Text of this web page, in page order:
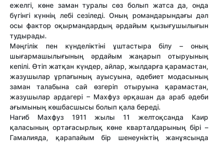
ежелгі, көне заман туралы сөз болып жатса да, онда
бүгінгі күннің лебі сезіледі. Оның романдарындағы дәл
осы фактор оқырмандардың әрдайым қызығушылығын
тудырады.
Мәңгілік пен күнделіктіні ұштастыра білу – оның
шығармашылығының әрдайым жаңарып отыруының
кепілі. Өтіп жатқан күндер, айлар, жылдарға қарамастан,
жазушылар ұрпағының ауысуына, әдебиет модасының
заман талабына сай өзгеріп отыруына қарамастан,
жазушылар ардагері – Махфуз әрқашан да араб әдеби
ағымының көшбасшысы болып қала береді.
Нагиб Махфуз 1911 жылы 11 желтоқсанда Каир
қаласының ортағасырлық көне кварталдарының бірі –
Гамалияда, қарапайым бір шенеуніктің жанұясында